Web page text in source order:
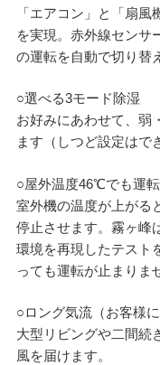
「エアコン」と「扇
を実現。赤外線センサ
の運転を自動で切り替
○選べる3モード除湿
お好みにあわせて、弱
ます（しつど設定はで
○屋外温度46℃でも運
室外機の温度が上がる
停止させます。霧ヶ峰
環境を再現したテスト
っても運転が止まりま
○ロング気流（お客様
大型リビングや二間続
風を届けます。